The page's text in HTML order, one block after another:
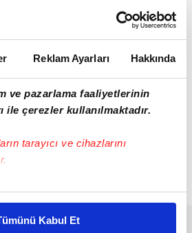
Reklam Ayarları Hakkında
ve pazarlama faaliyetlerinin
ile çerezler kullanılmaktadır.
tarayıcı ve cihazlarını
halinde sizlere özel
yaşatabiliriz. Bunu yaparken
Kabul Et
(Denizli hattı)
Bölgesel